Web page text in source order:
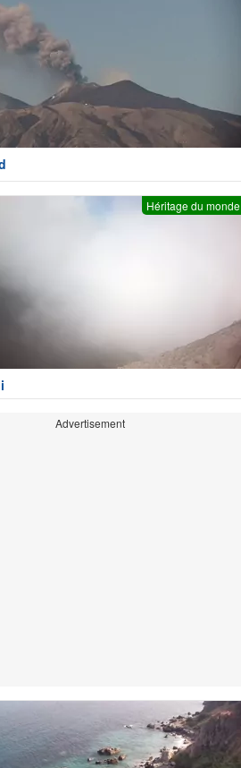
Héritage du monde
Advertisement